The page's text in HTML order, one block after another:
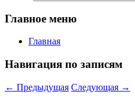
Главное меню
Главная
Навигация по записям
← Предыдущая Следующая →